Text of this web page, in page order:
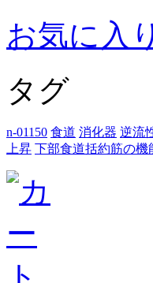
お気に入
タグ
n-01150 食道 消化器 逆流
上昇 下部食道括約筋の機